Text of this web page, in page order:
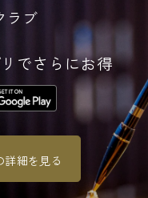
ラブ
でさらにお得
細を見る